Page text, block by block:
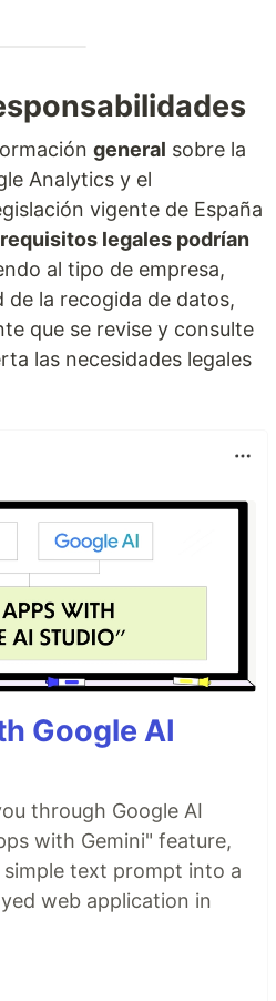
general sobre la
Analytics y el
vigente de España
requisitos legales podrían
al tipo de empresa,
de la recogida de datos,
que se revise y consulte
las necesidades legales
Google AI
through Google AI
with Gemini" feature,
text prompt into a
web application in